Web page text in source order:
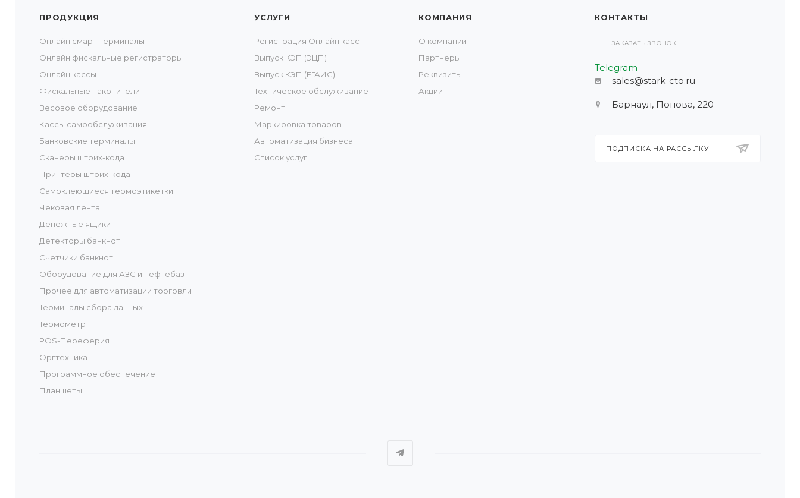
ПРОДУКЦИЯ
Онлайн смарт терминалы
Онлайн фискальные регистраторы
Онлайн кассы
Фискальные накопители
Весовое оборудование
Кассы самообслуживания
Банковские терминалы
Сканеры штрих-кода
Принтеры штрих-кода
Самоклеющиеся термоэтикетки
Чековая лента
Денежные ящики
Детекторы банкнот
Счетчики банкнот
Оборудование для АЗС и нефтебаз
Прочее для автоматизации торговли
Терминалы сбора данных
Термометр
POS-Переферия
Оргтехника
Программное обеспечение
Планшеты
УСЛУГИ
Регистрация Онлайн касс
Выпуск КЭП (ЭЦП)
Выпуск КЭП (ЕГАИС)
Техническое обслуживание
Ремонт
Маркировка товаров
Автоматизация бизнеса
Список услуг
КОМПАНИЯ
О компании
Партнеры
Реквизиты
Акции
КОНТАКТЫ
ЗАКАЗАТЬ ЗВОНОК
Telegram
sales@stark-cto.ru
Барнаул, Попова, 220
ПОДПИСКА НА РАССЫЛКУ